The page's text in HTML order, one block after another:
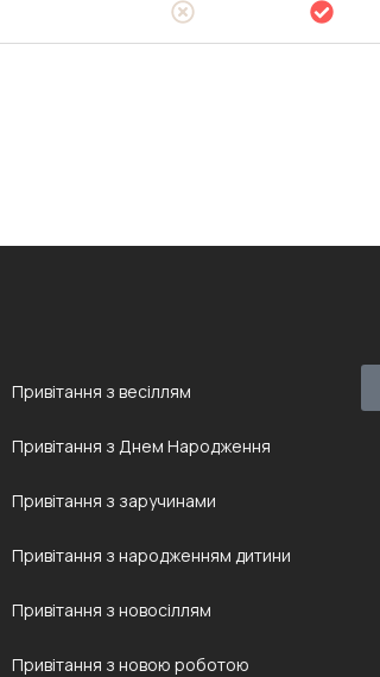
Привітання з весіллям
Привітання з Днем Народження
Привітання з заручинами
Привітання з народженням дитини
Привітання з новосіллям
Привітання з новою роботою